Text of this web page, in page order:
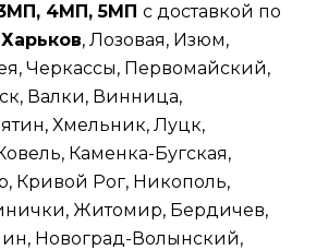
4МП, 5МП с доставкой по
, Лозовая, Изюм,
Черкассы, Первомайский,
Валки, Винница,
Хмельник, Луцк,
Каменка-Бугская,
Кривой Рог, Никополь,
Житомир, Бердичев,
Новоград-Волынский,